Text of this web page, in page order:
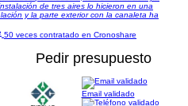
de tres aires lo hicieron en una
y la parte exterior con la canaleta ha
50 veces contratado en Cronoshare
Pedir presupuesto
Email validado